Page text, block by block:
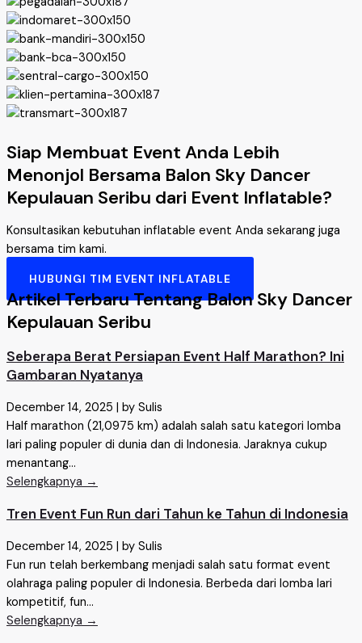
Siap Membuat Event Anda Lebih
Menonjol Bersama Balon Sky Dancer
Kepulauan Seribu dari Event Inflatable?
Konsultasikan kebutuhan inflatable event Anda sekarang juga
bersama tim kami.
HUBUNGI TIM EVENT INFLATABLE
Artikel Terbaru Tentang Balon Sky Dancer
Kepulauan Seribu
Seberapa Berat Persiapan Event Half Marathon? Ini
Gambaran Nyatanya
December 14, 2025
by Sulis
Half marathon (21,0975 km) adalah salah satu kategori lomba
lari paling populer di dunia dan di Indonesia. Jaraknya cukup
menantang...
Selengkapnya →
Tren Event Fun Run dari Tahun ke Tahun di Indonesia
December 14, 2025
by Sulis
Fun run telah berkembang menjadi salah satu format event
olahraga paling populer di Indonesia. Berbeda dari lomba lari
kompetitif, fun...
Selengkapnya →